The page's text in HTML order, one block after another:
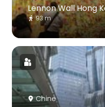
Lennon Wall Hong
93 m
Chine